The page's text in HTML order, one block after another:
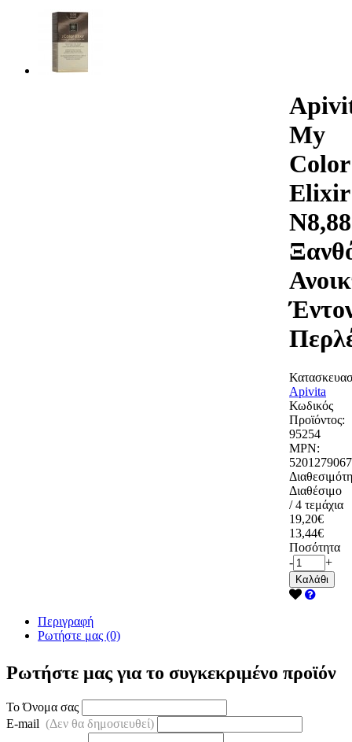
My
Color
Elixir
N8,88
Apivita
Κωδικός
Προϊόντος:
95254
MPN:
Διαθέσιμο
/ 4 τεμάχια
19,20€
13,44€
Ποσότητα
-
+
Καλάθι
Περιγραφή
Ρωτήστε μας (0)
Ρωτήστε μας για το συγκεκριμένο προϊόν
Το Όνομα σας
E-mail (Δεν θα δημοσιευθεί)